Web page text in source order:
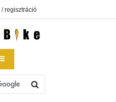
/ regisztráció